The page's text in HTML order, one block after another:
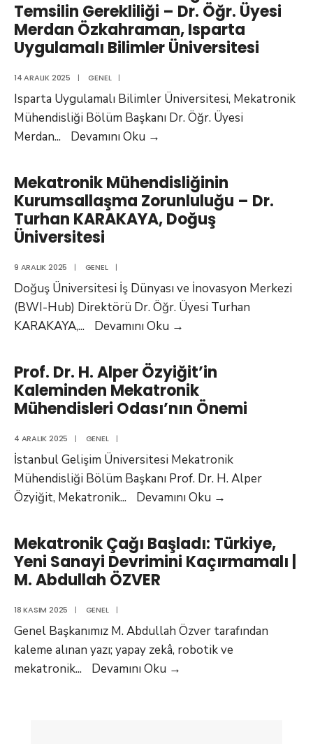
Bir
Kurumsal
İlyas
ER
Temsilin Gerekliliği – Dr. Öğr. Üyesi
Merdan Özkahraman, Isparta
Uygulamalı Bilimler Üniversitesi
14 ARALIK 2025 | GENEL |
Isparta Uygulamalı Bilimler Üniversitesi, Mekatronik
Mühendisliği Bölüm Başkanı Dr. Öğr. Üyesi
Merdan... Devamını Oku →
ve
Mesleki
Temsilin
Gerekliliği
Öğr.
Üyesi
Merdan
Isparta
Uygulamalı
Bilimler
Üniversitesi
Mekatronik Mühendisliğinin
Kurumsallaşma Zorunluluğu – Dr.
Turhan KARAKAYA, Doğuş
Üniversitesi
9 ARALIK 2025 | GENEL |
Doğuş Üniversitesi İş Dünyası ve İnovasyon Merkezi
(BWI-Hub) Direktörü Dr. Öğr. Üyesi Turhan
KARAKAYA,... Devamını Oku →
Kurumsallaşma
Zorunluluğu
–
Dr.
KARAKAYA,
Doğuş
Üniversitesi
Prof. Dr. H. Alper Özyiğit’in
Kaleminden Mekatronik
Mühendisleri Odası’nın Önemi
4 ARALIK 2025 | GENEL |
İstanbul Gelişim Üniversitesi Mekatronik
Mühendisliği Bölüm Başkanı Prof. Dr. H. Alper
Özyiğit, Mekatronik... Devamını Oku →
H.
Alper
Özyiğit’in
Mühendisleri
Odası’nın
Mekatronik Çağı Başladı: Türkiye,
Yeni Sanayi Devrimini Kaçırmamalı |
M. Abdullah ÖZVER
18 KASIM 2025 | GENEL |
Genel Başkanımız M. Abdullah Özver tarafından
kaleme alınan yazı; yapay zekâ, robotik ve
mekatronik... Devamını Oku →